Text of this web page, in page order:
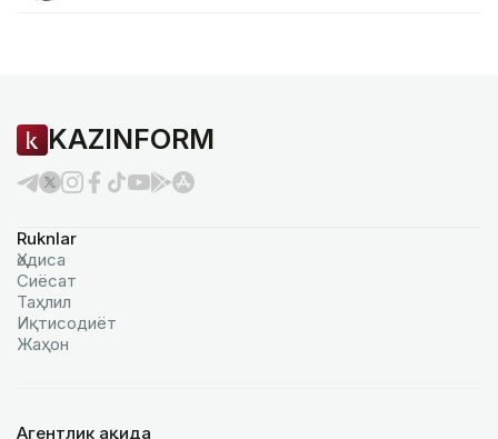
KAZINFORM
Ruknlar
Ҳодиса
Сиёсат
Таҳлил
Иқтисодиёт
Жаҳон
Агентлик ҳақида